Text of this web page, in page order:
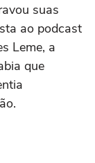
suas
ao podcast
Leme, a
que